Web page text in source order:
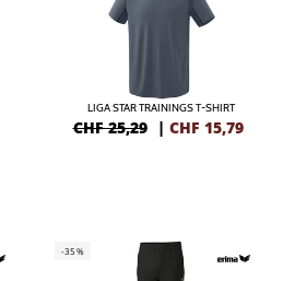
LIGA STAR TRAININGS T-SHIRT
CHF 25,29 | CHF 15,79
-35%